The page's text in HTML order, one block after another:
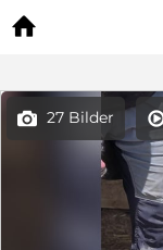

 27 Bilder